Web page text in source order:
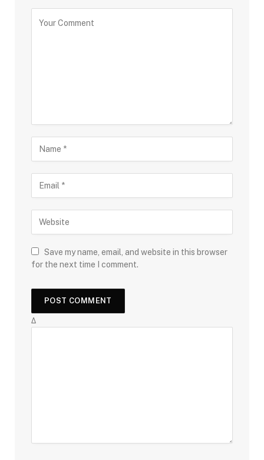
Save my name, email, and website in this browser
for the next time I comment.
Δ